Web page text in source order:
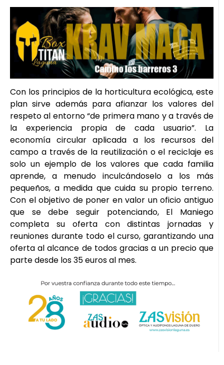
Con los principios de la horticultura ecológica, este
plan sirve además para afianzar los valores del
respeto al entorno “de primera mano y a través de
la experiencia propia de cada usuario”. La
economía circular aplicada a los recursos del
campo a través de la reutilización o el reciclaje es
solo un ejemplo de los valores que cada familia
aprende, a menudo inculcándoselo a los más
pequeños, a medida que cuida su propio terreno.
Con el objetivo de poner en valor un oficio antiguo
que se debe seguir potenciando, El Maniego
completa su oferta con distintas jornadas y
reuniones durante todo el curso, garantizando una
oferta al alcance de todos gracias a un precio que
parte desde los 35 euros al mes.